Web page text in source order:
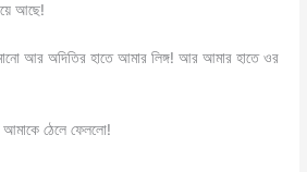
আছে!
আর অদিতির হাতে আমার লিঙ্গ! আর আমার হাতে ওর
ঠেলে ফেললো!